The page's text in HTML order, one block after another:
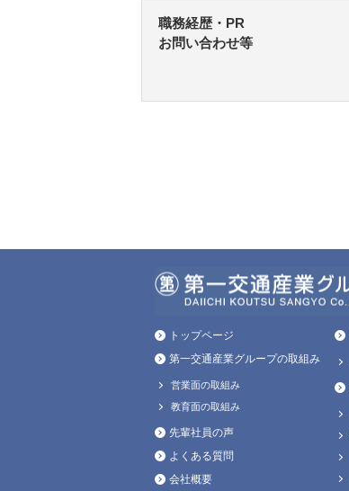
職務経歴・PR
お問い合わせ等
トップページ
第一交通産業グループの取組み
営業面の取組み
教育面の取組み
先輩社員の声
よくある質問
会社概要